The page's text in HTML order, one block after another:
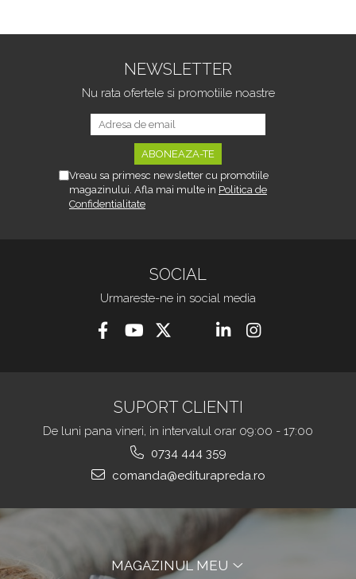
NEWSLETTER
Nu rata ofertele si promotiile noastre
Vreau sa primesc newsletter cu promotiile
magazinului. Afla mai multe in Politica de
Confidentialitate
SOCIAL
Urmareste-ne in social media
SUPORT CLIENTI
De luni pana vineri, in intervalul orar 09:00 - 17:00
0734 444 359
comanda@editurapreda.ro
MAGAZINUL MEU